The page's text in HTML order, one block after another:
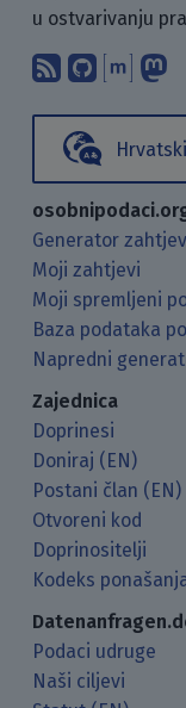
u ostvarivanju
Pretplati
Generator
Moji zahtjevi
Moji spremljeni
Baza podataka
Napredni
Zajednica
Doprinesi
Doniraj (EN)
Postani član (EN)
Otvoreni kod
Doprinositelji
Kodeks
Podaci udruge
Naši ciljevi